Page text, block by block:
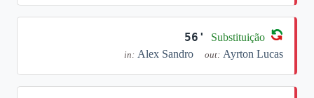
56' Substituição
in: Alex Sandro out: Ayrton Lucas